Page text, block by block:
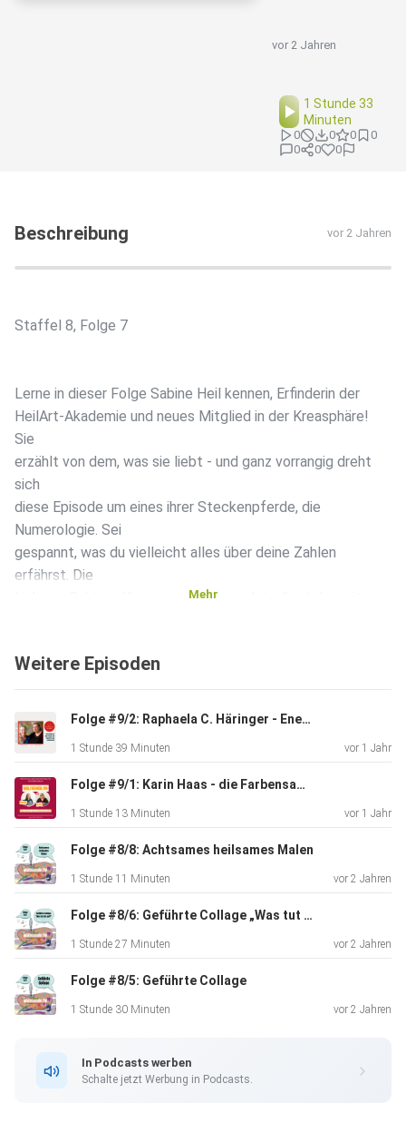
vor 2 Jahren
1 Stunde 33
Minuten
0 0 0
0
0
0 0
Beschreibung vor 2 Jahren
Staffel 8, Folge 7
Lerne in dieser Folge Sabine Heil kennen, Erfinderin der
HeilArt-Akademie und neues Mitglied in der Kreasphäre!
Sie
erzählt von dem, was sie liebt - und ganz vorrangig dreht
sich
diese Episode um eines ihrer Steckenpferde, die
Numerologie. Sei
gespannt, was du vielleicht alles über deine Zahlen
erfährst. Die
Links zu Sabines Kursen in der Kreasphäre liest du weiter
Malfreunde FM-YouTube-Kanal anschauen:
https://youtu.be/Y5qIpFGrH20
Viel Spaß beim Zuhören!
Sabines Kurse auf der Kreasphäre-Plattform
• Neurodoodeln - Komm in den Flow
https://andrea-gunkler.de/kreative-herzensbotschaft-mit-
Mehr
Weitere Episoden
Folge #9/2: Raphaela C. Häringer - Energetisches Malen
1 Stunde 39 Minuten vor 1 Jahr
Folge #9/1: Karin Haas - die Farbensammlerin
1 Stunde 13 Minuten vor 1 Jahr
Folge #8/8: Achtsames heilsames Malen
1 Stunde 11 Minuten vor 2 Jahren
Folge #8/6: Geführte Collage „Was tut dir gut?“
1 Stunde 27 Minuten vor 2 Jahren
Folge #8/5: Geführte Collage
1 Stunde 30 Minuten vor 2 Jahren
In Podcasts werben
Schalte jetzt Werbung in Podcasts.